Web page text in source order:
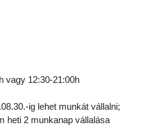
vagy 12:30-21:00h
ig lehet munkát vállalni;
heti 2 munkanap vállalása